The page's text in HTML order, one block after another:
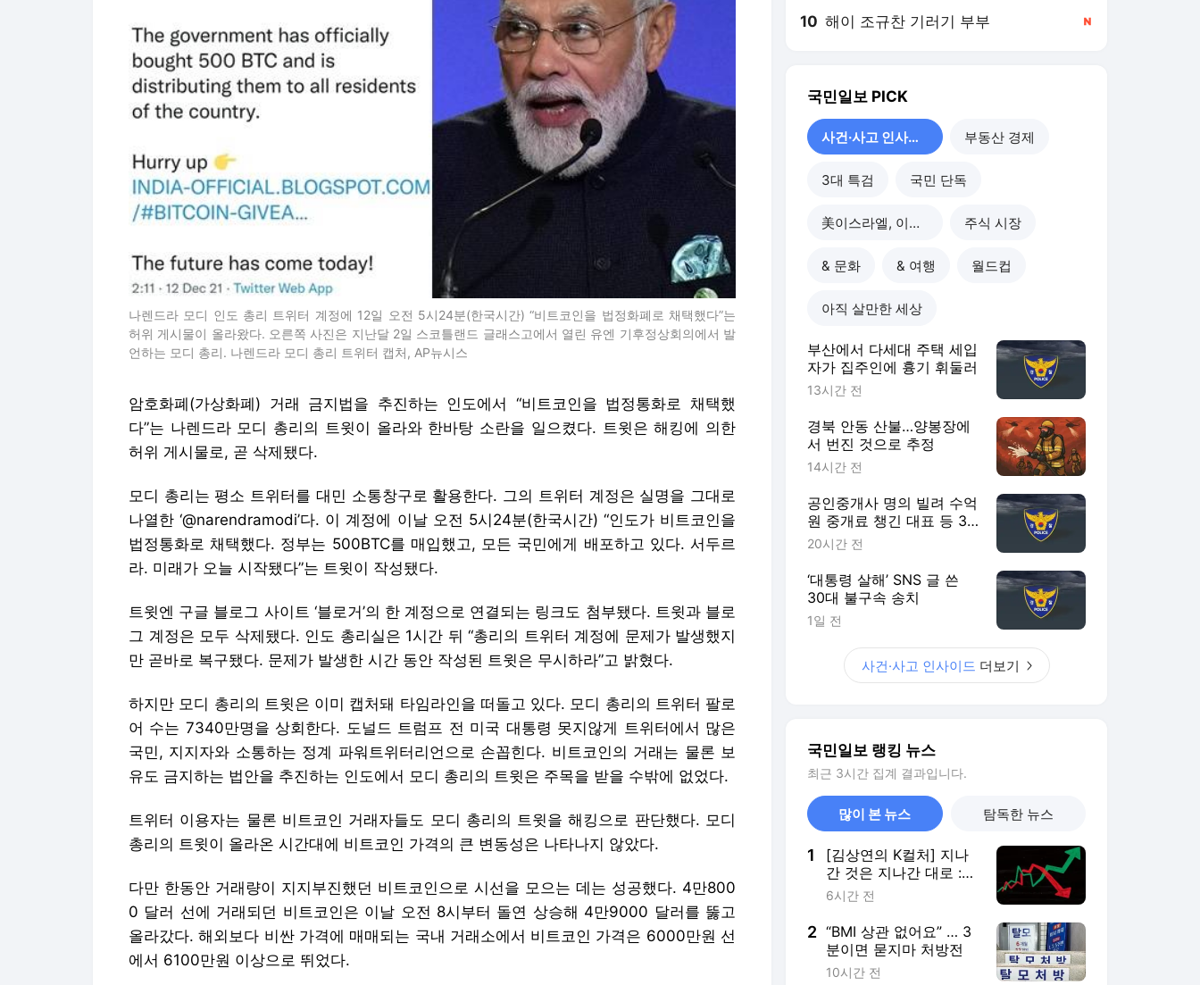
나렌드라 모디 인도 총리 트위터 계정에 12일 오전 5시24분(한국시간) “비트코인을 법정화폐로 채택했다”는
허위 게시물이 올라왔다. 오른쪽 사진은 지난달 2일 스코틀랜드 글래스고에서 열린 유엔 기후정상회의에서 발
언하는 모디 총리. 나렌드라 모디 총리 트위터 캡처, AP뉴시스
암호화폐(가상화폐) 거래 금지법을 추진하는 인도에서 “비트코인을 법정통화로 채택했
다”는 나렌드라 모디 총리의 트윗이 올라와 한바탕 소란을 일으켰다. 트윗은 해킹에 의한
허위 게시물로, 곧 삭제됐다.
모디 총리는 평소 트위터를 대민 소통창구로 활용한다. 그의 트위터 계정은 실명을 그대로
나열한 ‘@narendramodi’다. 이 계정에 이날 오전 5시24분(한국시간) “인도가 비트코인을
법정통화로 채택했다. 정부는 500BTC를 매입했고, 모든 국민에게 배포하고 있다. 서두르
라. 미래가 오늘 시작됐다”는 트윗이 작성됐다.
트윗엔 구글 블로그 사이트 ‘블로거’의 한 계정으로 연결되는 링크도 첨부됐다. 트윗과 블로
그 계정은 모두 삭제됐다. 인도 총리실은 1시간 뒤 “총리의 트위터 계정에 문제가 발생했지
만 곧바로 복구됐다. 문제가 발생한 시간 동안 작성된 트윗은 무시하라”고 밝혔다.
하지만 모디 총리의 트윗은 이미 캡처돼 타임라인을 떠돌고 있다. 모디 총리의 트위터 팔로
어 수는 7340만명을 상회한다. 도널드 트럼프 전 미국 대통령 못지않게 트위터에서 많은
국민, 지지자와 소통하는 정계 파워트위터리언으로 손꼽힌다. 비트코인의 거래는 물론 보
유도 금지하는 법안을 추진하는 인도에서 모디 총리의 트윗은 주목을 받을 수밖에 없었다.
트위터 이용자는 물론 비트코인 거래자들도 모디 총리의 트윗을 해킹으로 판단했다. 모디
총리의 트윗이 올라온 시간대에 비트코인 가격의 큰 변동성은 나타나지 않았다.
다만 한동안 거래량이 지지부진했던 비트코인으로 시선을 모으는 데는 성공했다. 4만800
0 달러 선에 거래되던 비트코인은 이날 오전 8시부터 돌연 상승해 4만9000 달러를 뚫고
올라갔다. 해외보다 비싼 가격에 매매되는 국내 거래소에서 비트코인 가격은 6000만원 선
에서 6100만원 이상으로 뛰었다.
10 해이 조규찬 기러기 부부
국민일보 PICK
사건·사고 인사이드 부동산 경제
3대 특검 국민 단독
美이스라엘, 이란 공습 주식 시장
& 문화 & 여행 월드컵
아직 살만한 세상
부산에서 다세대 주택 세입
자가 집주인에 흉기 휘둘러
13시간 전
경북 안동 산불…양봉장에
서 번진 것으로 추정
14시간 전
공인중개사 명의 빌려 수억
원 중개료 챙긴 대표 등 3
명 송치
20시간 전
‘대통령 살해’ SNS 글 쓴
30대 불구속 송치
1일 전
사건·사고 인사이드 더보기
국민일보 랭킹 뉴스
최근 3시간 집계 결과입니다.
많이 본 뉴스 탐독한 뉴스
1
[김상연의 K컬처] 지나
간 것은 지나간 대로 :
주식시장이 우리에게 남
6시간 전
2 “BMI 상관 없어요” … 3
분이면 묻지마 처방전
10시간 전